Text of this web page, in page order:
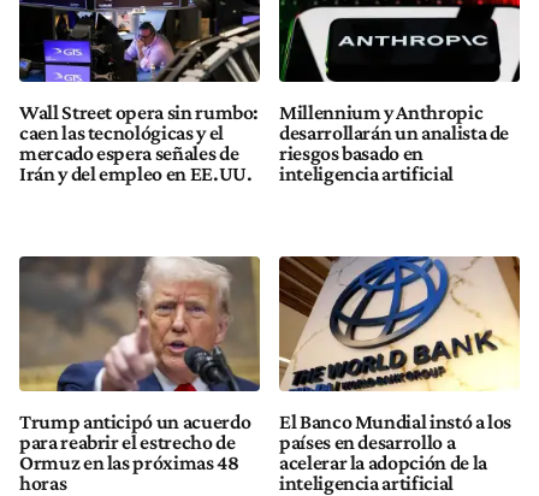
Wall Street opera sin rumbo:
caen las tecnológicas y el
mercado espera señales de
Irán y del empleo en EE.UU.
Millennium y Anthropic
desarrollarán un analista de
riesgos basado en
inteligencia artificial
Trump anticipó un acuerdo
para reabrir el estrecho de
Ormuz en las próximas 48
horas
El Banco Mundial instó a los
países en desarrollo a
acelerar la adopción de la
inteligencia artificial